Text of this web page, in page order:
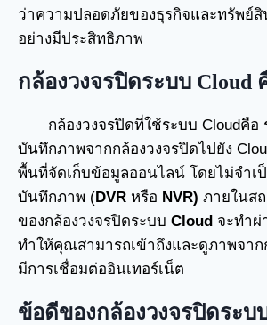
ว่าความปลอดภัยของธุรกิจและทรัพย์
อย่างมีประสิทธิภาพ
กล้องวงจรปิดระบบ Cloud
กล้องวงจรปิดที่ใช้ระบบ Cloudคือ
บันทึกภาพจากกล้องวงจรปิดไปยัง
พื้นที่จัดเก็บข้อมูลออนไลน์ โดยไม่จำเป็
บันทึกภาพ (DVR หรือ NVR) ภายในส
ของกล้องวงจรปิดระบบ Cloud จะทำผ่
ทำให้คุณสามารถเข้าถึงและดูภาพจา
มีการเชื่อมต่ออินเทอร์เน็ต
ข้อดีของกล้องวงจรปิดระบ